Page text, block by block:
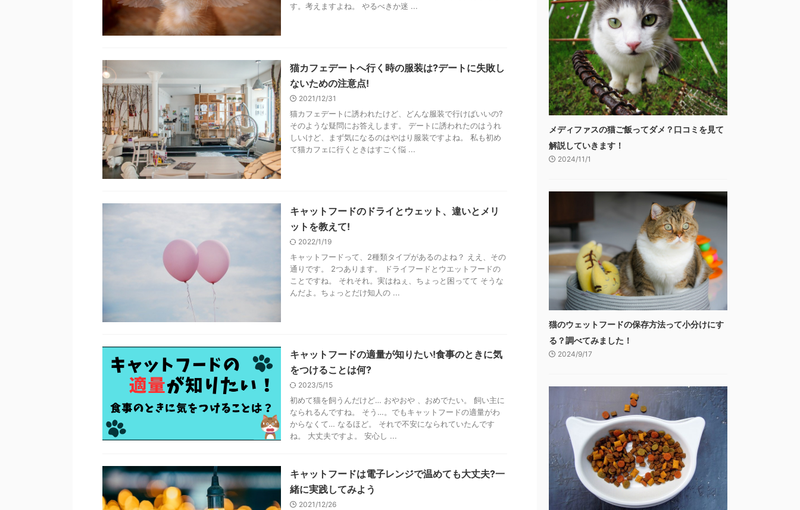
す。考えますよね。 やるべきか迷 ...
猫カフェデートへ行く時の服装は?デートに失敗し
ないための注意点!
2021/12/31
猫カフェデートに誘われたけど、どんな服装で行けばいいの?
そのような疑問にお答えします。 デートに誘われたのはうれ
しいけど、まず気になるのはやはり服装ですよね。 私も初め
て猫カフェに行くときはすごく悩 ...
キャットフードのドライとウェット、違いとメリ
ットを教えて!
2022/1/19
キャットフードって、2種類タイプがあるのよね？ ええ、その
通りです。 2つあります。 ドライフードとウエットフードの
ことですね。 それそれ。実はねぇ、ちょっと困ってて そうな
んだよ。ちょっとだけ知人の ...
キャットフードの適量が知りたい!食事のときに気
をつけることは何?
2023/5/15
初めて猫を飼うんだけど… おやおや 、おめでたい。 飼い主に
なられるんですね。 そう…。でもキャットフードの適量がわ
からなくて… なるほど。 それで不安になられていたんです
ね。 大丈夫ですよ。 安心し ...
キャットフードは電子レンジで温めても大丈夫?一
緒に実践してみよう
2021/12/26
メディファスの猫ご飯ってダメ？口コミを見て
解説していきます！
2024/11/1
猫のウェットフードの保存方法って小分けにす
る？調べてみました！
2024/9/17